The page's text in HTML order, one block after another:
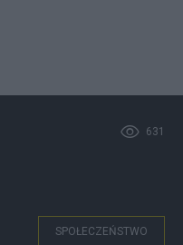
631
SPOŁECZEŃSTWO